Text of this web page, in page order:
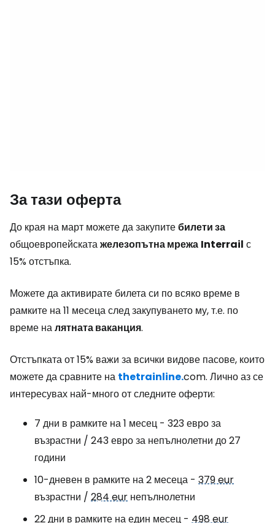
За тази оферта
До края на март можете да закупитебилети за
общоевропейскатажелезопътна мрежа Interrail с
15% отстъпка.
Можете да активирате билета си по всяко време в
рамките на 11 месеца след закупуването му, т.е. по
време налятната ваканция.
Отстъпката от 15% важи за всички видове пасове, които
можете да сравните на thetrainline.com. Лично аз се
интересувах най-много от следните оферти:
7 дни в рамките на 1 месец - 323 евро за
възрастни / 243 евро за непълнолетни до 27
години
10-дневен в рамките на 2 месеца - 379 eur
възрастни / 284 eur непълнолетни
22 дни в рамките на един месец - 498 eur